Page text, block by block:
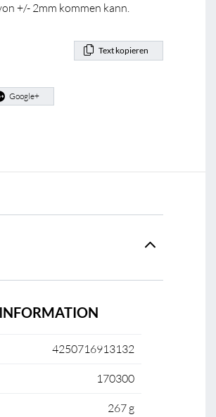
+/- 2mm kommen kann.
Text kopieren
Google+
4250716913132
170300
267 g